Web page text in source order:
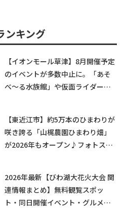
ンキング
【イオンモール草津】8月開催予定
のイベントが多数中止に。「あそ
べ〜る水族館」や仮面ライダーシ
【東近江市】約5万本のひまわりが
咲き誇る「山梶農園ひまわり畑」
が2026年もオープン♪フォトスポ
2026年最新【びわ湖大花火大会 関
連情報まとめ】無料観覧スポッ
ト・同日開催イベント・グルメマ